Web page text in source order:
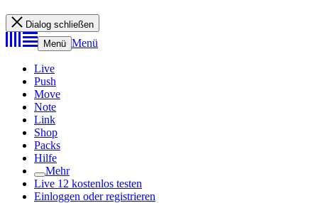
Dialog schließen
Menü Menü
Live
Push
Move
Note
Link
Shop
Packs
Hilfe
Mehr
Live 12 kostenlos testen
Einloggen oder registrieren